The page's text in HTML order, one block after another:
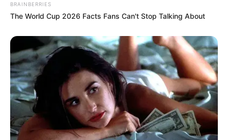
BRAINBERRIES
The World Cup 2026 Facts Fans Can't Stop Talking About